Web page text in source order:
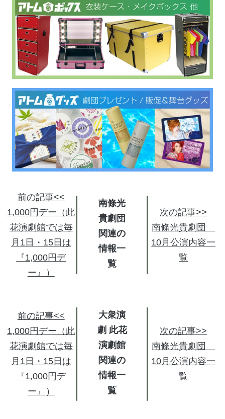
前の記事<<
1,000円デー（此
花演劇館では毎
月1日・15日は
『1,000円デ
ー』）
南條光
貴劇団
関連の
情報
次の記事>>
南條光貴劇団
10月公演内容一
覧
前の記事<<
1,000円デー（此
花演劇館では毎
月1日・15日は
『1,000円デ
ー』）
大衆演
劇 此花
演劇館
関連の
情報
次の記事>>
南條光貴劇団
10月公演内容一
覧